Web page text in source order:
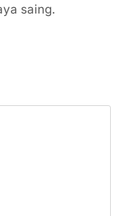
saing.